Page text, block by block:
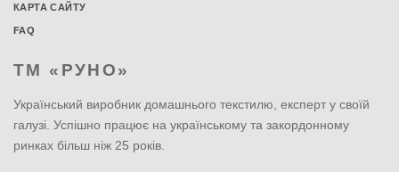
КАРТА САЙТУ
FAQ
ТМ «РУНО»
Український виробник домашнього текстилю, експерт у своїй
галузі. Успішно працює на українському та закордонному
ринках більш ніж 25 років.